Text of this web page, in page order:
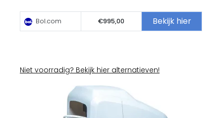
Bol.com €995,00 Bekijk hier
Niet voorradig? Bekijk hier alternatieven!